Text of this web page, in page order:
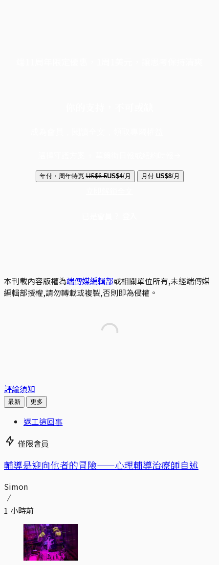
年付・周年特惠 US$6.5US$4/月 月付 US$8/月
本刊載內容版權為端傳媒編輯部或相關單位所有,未經端傳媒
編輯部授權,請勿轉載或複製,否則即為侵權。
評論須知
最新 更多
返工這回事
僅限會員
輔導是迎向他者的冒險——心理輔導治療師自述
Simon
1 小時前